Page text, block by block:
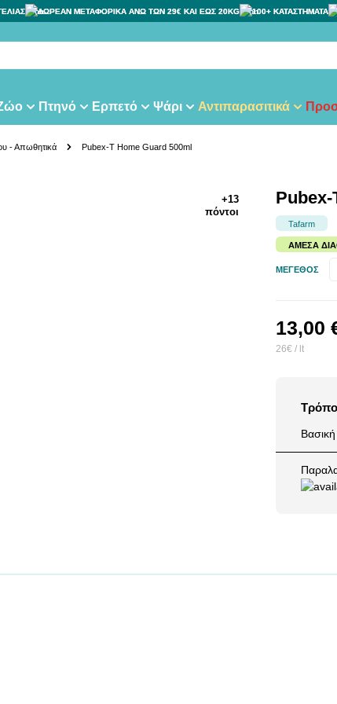
ΔΩΡΕΑΝ ΜΕΤΑΦΟΡΙΚΑ ΑΝΩ ΤΩΝ 29€ ΚΑΙ ΕΩΣ 20KG 100+ ΚΑΤΑΣΤΗΜΑΤΑ
Πτηνό Ερπετό Ψάρι Αντιπαρασιτικά
- Απωθητικά Pubex-T Home Guard 500ml
+13
πόντοι
Tafarm
ΆΜΕΣΑ
ΜΈΓΕΘΟΣ
13,00
26€ / lt